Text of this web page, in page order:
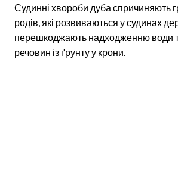
Судинні хвороби дуба спричиняють
родів, які розвиваються у судинах
перешкоджають надходженню води
речовин із ґрунту у крони.